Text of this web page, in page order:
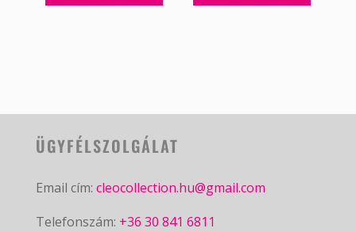
ÜGYFÉLSZOLGÁLAT
Email cím: cleocollection.hu@gmail.com
Telefonszám: +36 30 841 6811